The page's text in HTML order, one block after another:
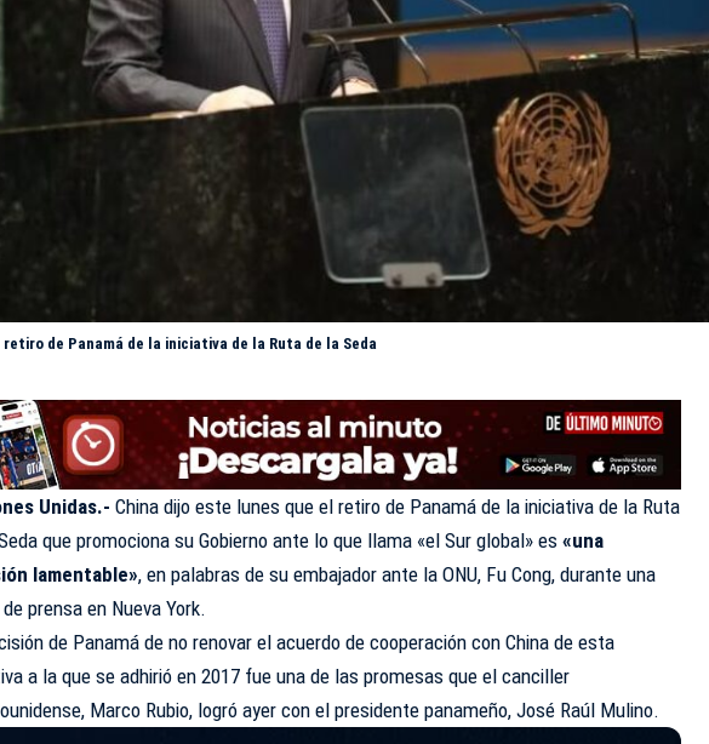
de Panamá de la iniciativa de la Ruta de la Seda
Unidas.- China dijo este lunes que el retiro de Panamá de la iniciativa de la Ruta
que promociona su Gobierno ante lo que llama «el Sur global» es«una
lamentable», en palabras de su embajador ante la ONU, Fu Cong, durante una
prensa en Nueva York.
de Panamá de no renovar el acuerdo de cooperación con China de esta
a la que se adhirió en 2017 fue una de las promesas que el canciller
Marco Rubio, logró ayer con el presidente panameño, José Raúl Mulino.